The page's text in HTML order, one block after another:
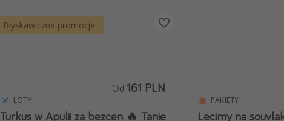
Błyskawiczna promocja
LOTY
Turkus w Apulii za bezcen 🔥 Tanie
Od 161 PLN
PAKIETY
Lecimy na